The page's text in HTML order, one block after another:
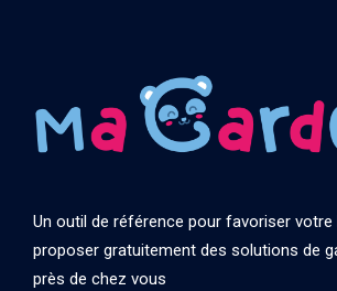
Un outil de référence pour favoriser
proposer gratuitement des solutions de
près de chez vous